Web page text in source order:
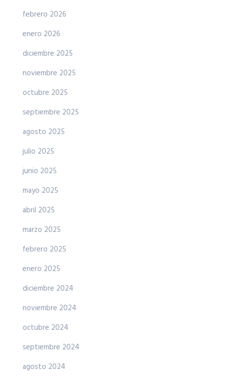
febrero 2026
enero 2026
diciembre 2025
noviembre 2025
octubre 2025
septiembre 2025
agosto 2025
julio 2025
junio 2025
mayo 2025
abril 2025
marzo 2025
febrero 2025
enero 2025
diciembre 2024
noviembre 2024
octubre 2024
septiembre 2024
agosto 2024